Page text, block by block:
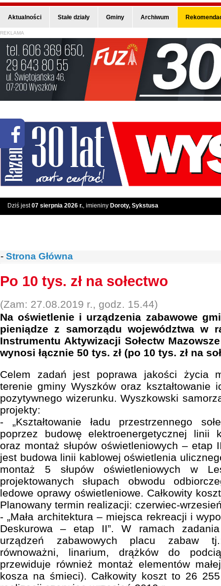
Aktualności Stałe działy Gminy Archiwum
REKLAMA
Dziś jest07 sierpnia 2026 r., imieniny Doroty, Sykstusa
- Strona Główna
Po 10 tys. zł na sołectwo
(Zam: 27.08.2019 r., godz. 15.44)
Na oświetlenie i urządzenia zabawowe
pieniądze z samorządu województwa w
Instrumentu Aktywizacji Sołectw
wynosi łącznie 50 tys. zł (po 10 tys. zł na
Celem zadań jest poprawa jakości życia
terenie gminy Wyszków oraz kształtowanie
pozytywnego wizerunku. Wyszkowski
projekty:
- „Kształtowanie ładu przestrzennego
poprzez budowę elektroenergetycznej linii
oraz montaż słupów oświetleniowych – etap
jest budowa linii kablowej oświetlenia
montaż 5 słupów oświetleniowych w
projektowanych słupach obwodu
ledowe oprawy oświetleniowe. Całkowity
Planowany termin realizacji: czerwiec-
- „Mała architektura – miejsca rekreacji i
Deskurowa – etap II”. W ramach
urządzeń zabawowych placu zabaw
równoważni, linarium, drążków do
przewiduje również montaż elementów
kosza na śmieci). Całkowity koszt to 26